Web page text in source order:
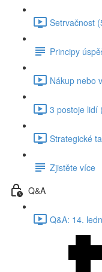
Setrvačnost
Principy
Nákup nebo
3 postoje lidí
Strategické
Zjistěte více
Q&A
Q&A: 14.